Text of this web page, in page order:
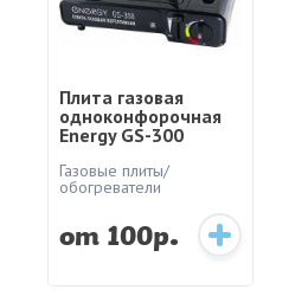
Плита газовая
одноконфорочная
Energy GS-300
Газовые плиты/
обогреватели
от 100р.